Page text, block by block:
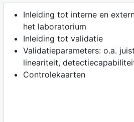
Inleiding tot interne en
het laboratorium
Inleiding tot validatie
Validatieparameters: o.a.
lineariteit,
Controlekaarten